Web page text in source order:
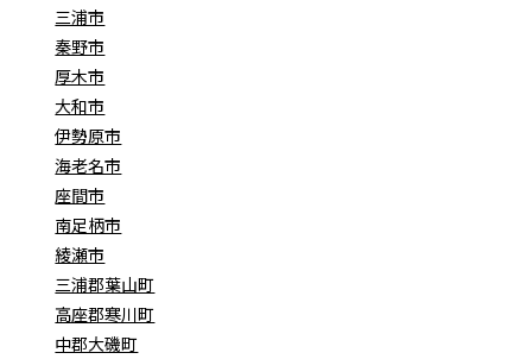
三浦市
秦野市
厚木市
大和市
伊勢原市
海老名市
座間市
南足柄市
綾瀬市
三浦郡葉山町
高座郡寒川町
中郡大磯町